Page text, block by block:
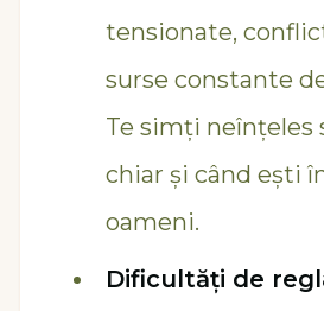
tensionate,
surse constante
Te simți neînțeles
chiar și când ești
oameni.
Dificultăți de